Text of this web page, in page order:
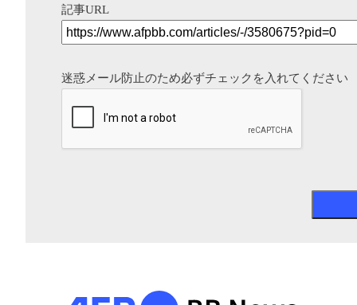
記事URL
迷惑メール防止のため必ずチェックを入れてください